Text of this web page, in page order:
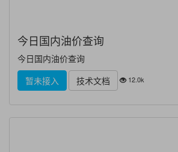
今日国内油价查询
今日国内油价查询
暂未接入
技术文档 12.0k